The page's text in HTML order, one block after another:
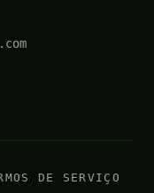
DE SERVIÇO